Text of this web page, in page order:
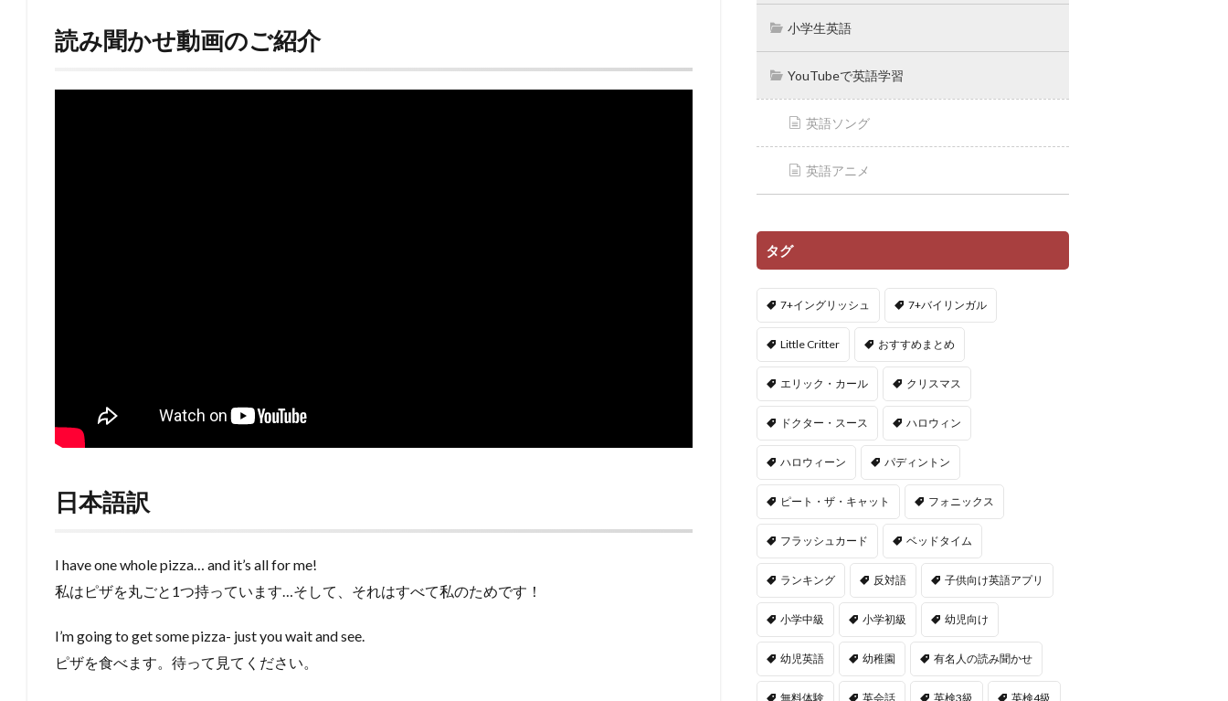
読み聞かせ動画のご紹介
日本語訳
I have one whole pizza… and it’s all for me!
私はピザを丸ごと1つ持っています…そして、それはすべて私のためです！
I’m going to get some pizza- just you wait and see.
ピザを食べます。待って見てください。
小学生英語
YouTubeで英語学習
英語ソング
英語アニメ
タグ
7+イングリッシュ 7+バイリンガル
Little Critter おすすめまとめ
エリック・カール クリスマス
ドクター・スース ハロウィン
ハロウィーン パディントン
ピート・ザ・キャット フォニックス
フラッシュカード ベッドタイム
ランキング 反対語 子供向け英語アプリ
小学中級 小学初級 幼児向け
幼児英語 幼稚園 有名人の読み聞かせ
無料体験 英会話 英検3級 英検4級